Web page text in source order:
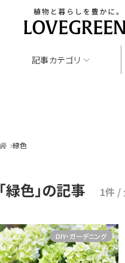
記事カテゴリ
緑色
「緑色」の記事 1件 /
DIY・ガーデニング